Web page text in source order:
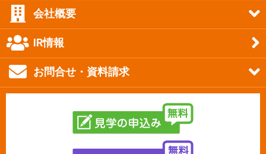
会社概要
IR情報
お問合せ・資料請求